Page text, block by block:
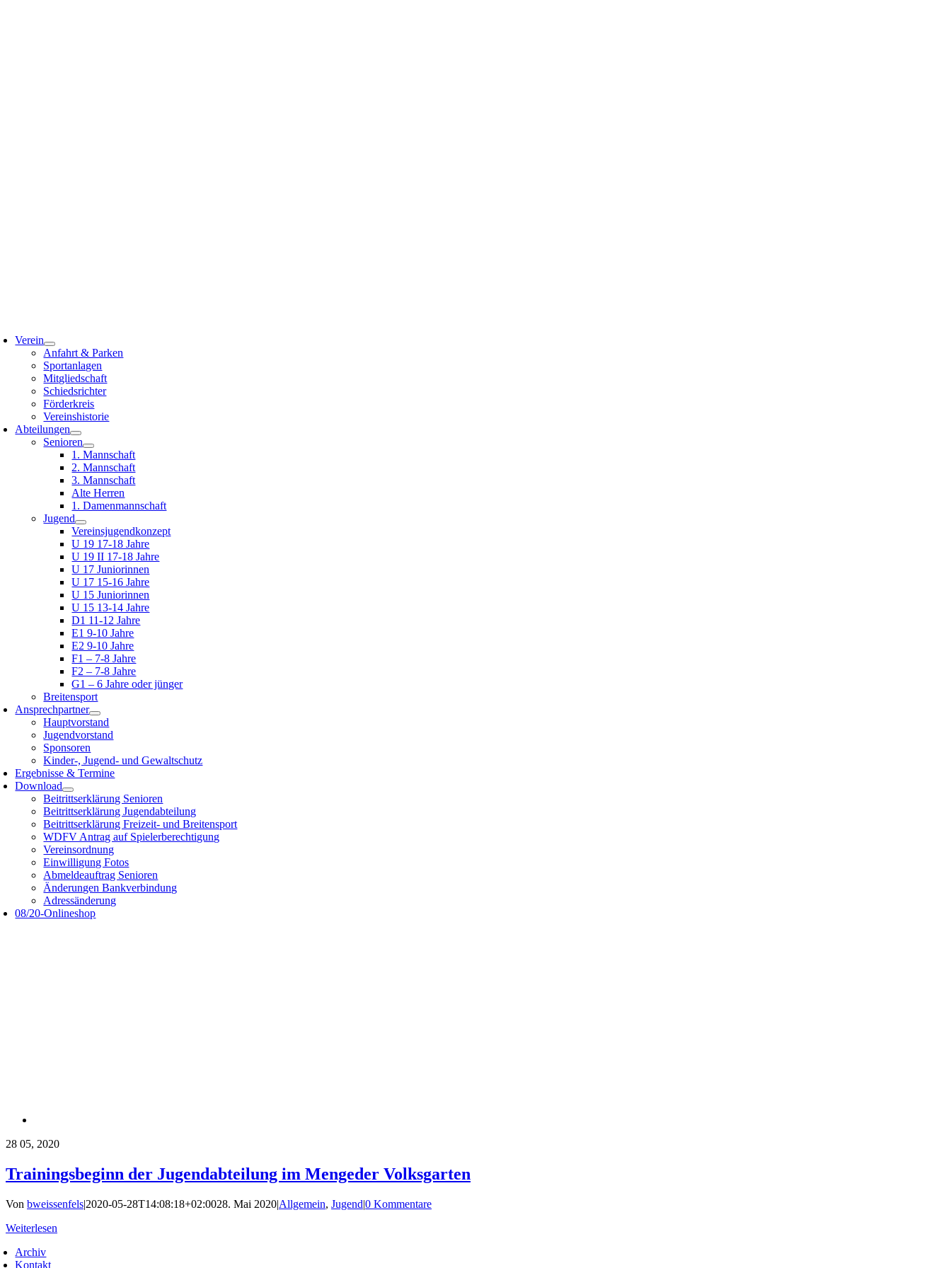
Verein
Anfahrt & Parken
Sportanlagen
Mitgliedschaft
Schiedsrichter
Förderkreis
Vereinshistorie
Abteilungen
Senioren
1. Mannschaft
2. Mannschaft
3. Mannschaft
Alte Herren
1. Damenmannschaft
Jugend
Vereinsjugendkonzept
U 19 17-18 Jahre
U 19 II 17-18 Jahre
U 17 Juniorinnen
U 17 15-16 Jahre
U 15 Juniorinnen
U 15 13-14 Jahre
D1 11-12 Jahre
E1 9-10 Jahre
E2 9-10 Jahre
F1 – 7-8 Jahre
F2 – 7-8 Jahre
G1 – 6 Jahre oder jünger
Breitensport
Ansprechpartner
Hauptvorstand
Jugendvorstand
Sponsoren
Kinder-, Jugend- und Gewaltschutz
Ergebnisse & Termine
Download
Beitrittserklärung Senioren
Beitrittserklärung Jugendabteilung
Beitrittserklärung Freizeit- und Breitensport
WDFV Antrag auf Spielerberechtigung
Vereinsordnung
Einwilligung Fotos
Abmeldeauftrag Senioren
Änderungen Bankverbindung
Adressänderung
08/20-Onlineshop
28 05, 2020
Trainingsbeginn der Jugendabteilung im Mengeder Volksgarten
Von bweissenfels|2020-05-28T14:08:18+02:0028. Mai 2020|Allgemein, Jugend|0 Kommentare
Weiterlesen
Archiv
Kontakt